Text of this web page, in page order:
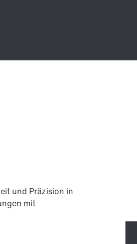
und Präzision in
mit